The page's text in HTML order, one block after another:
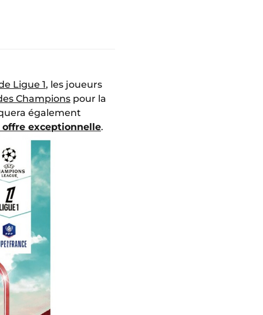
Ligue 1, les joueurs
Champions pour la
également
exceptionnelle.